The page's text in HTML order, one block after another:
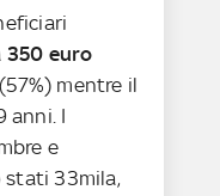
350 euro
mentre il
anni. I
e
stati 33mila,